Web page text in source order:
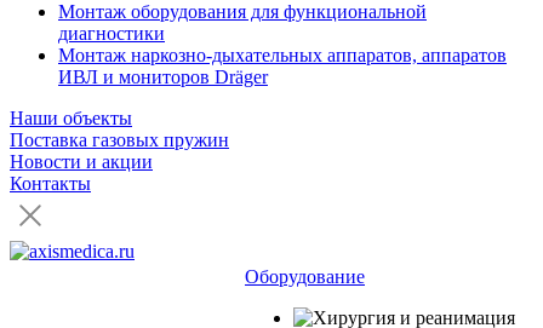
Монтаж оборудования для функциональной
диагностики
Монтаж наркозно-дыхательных аппаратов, аппаратов
ИВЛ и мониторов Dräger
Наши объекты
Поставка газовых пружин
Новости и акции
Контакты
Оборудование